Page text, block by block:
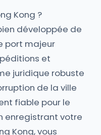
Kong ?
développée de
port majeur
et
juridique robuste
de la ville
fiable pour le
enregistrant votre
Kong, vous